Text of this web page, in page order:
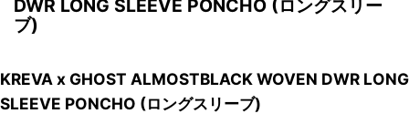
DWR LONG SLEEVE PONCHO (ロングスリー
ブ)
KREVA x GHOST ALMOSTBLACK WOVEN DWR LONG
SLEEVE PONCHO (ロングスリーブ)